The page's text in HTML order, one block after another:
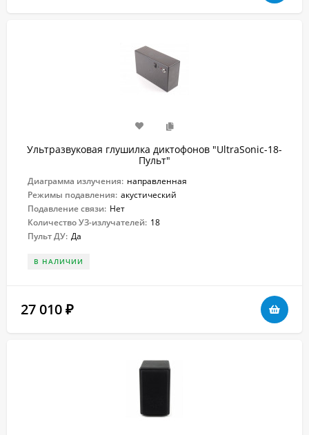
Ультразвуковая глушилка диктофонов "UltraSonic-18-
Пульт"
Диаграмма излучения: направленная
Режимы подавления: акустический
Подавление связи: Нет
Количество УЗ-излучателей: 18
Пульт ДУ: Да
В НАЛИЧИИ
27 010 ₽